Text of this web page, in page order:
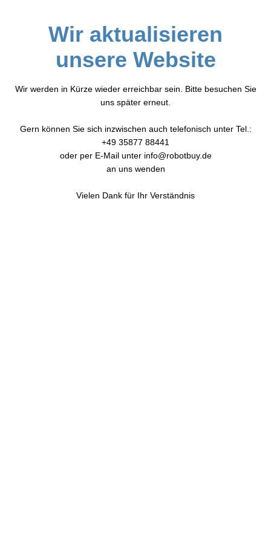
Wir aktualisieren
unsere Website
Wir werden in Kürze wieder erreichbar sein. Bitte besuchen Sie
uns später erneut.
Gern können Sie sich inzwischen auch telefonisch unter Tel.:
+49 35877 88441
oder per E-Mail unter info@robotbuy.de
an uns wenden
Vielen Dank für Ihr Verständnis